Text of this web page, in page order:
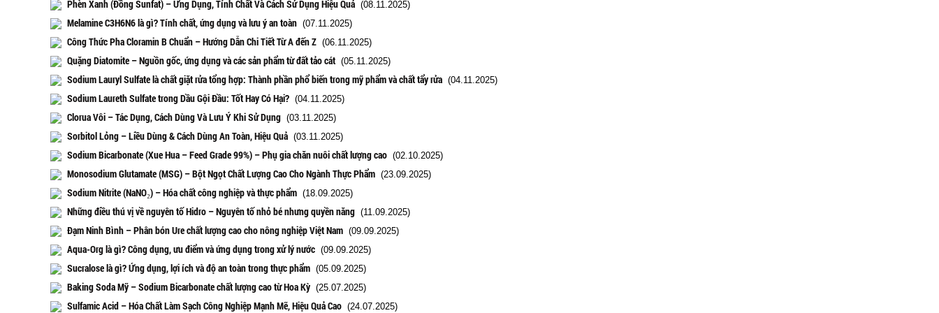
Phèn Xanh (Đồng Sunfat) – Ứng Dụng, Tính Chất Và Cách Sử Dụng Hiệu Quả (08.11.2025)
Melamine C3H6N6 là gì? Tính chất, ứng dụng và lưu ý an toàn (07.11.2025)
Công Thức Pha Cloramin B Chuẩn – Hướng Dẫn Chi Tiết Từ A đến Z (06.11.2025)
Quặng Diatomite – Nguồn gốc, ứng dụng và các sản phẩm từ đất tảo cát (05.11.2025)
Sodium Lauryl Sulfate là chất giặt rửa tổng hợp: Thành phần phổ biến trong mỹ phẩm và chất tẩy rửa (04.11.2025)
Sodium Laureth Sulfate trong Dầu Gội Đầu: Tốt Hay Có Hại? (04.11.2025)
Clorua Vôi – Tác Dụng, Cách Dùng Và Lưu Ý Khi Sử Dụng (03.11.2025)
Sorbitol Lỏng – Liều Dùng & Cách Dùng An Toàn, Hiệu Quả (03.11.2025)
Sodium Bicarbonate (Xue Hua – Feed Grade 99%) – Phụ gia chăn nuôi chất lượng cao (02.10.2025)
Monosodium Glutamate (MSG) – Bột Ngọt Chất Lượng Cao Cho Ngành Thực Phẩm (23.09.2025)
Sodium Nitrite (NaNO₂) – Hóa chất công nghiệp và thực phẩm (18.09.2025)
Những điều thú vị về nguyên tố Hidro – Nguyên tố nhỏ bé nhưng quyền năng (11.09.2025)
Đạm Ninh Bình – Phân bón Ure chất lượng cao cho nông nghiệp Việt Nam (09.09.2025)
Aqua-Org là gì? Công dụng, ưu điểm và ứng dụng trong xử lý nước (09.09.2025)
Sucralose là gì? Ứng dụng, lợi ích và độ an toàn trong thực phẩm (05.09.2025)
Baking Soda Mỹ – Sodium Bicarbonate chất lượng cao từ Hoa Kỳ (25.07.2025)
Sulfamic Acid – Hóa Chất Làm Sạch Công Nghiệp Mạnh Mẽ, Hiệu Quả Cao (24.07.2025)